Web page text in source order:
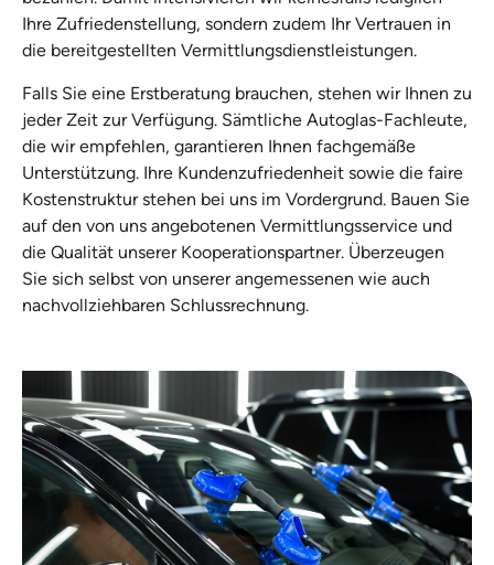
Ihre Zufriedenstellung, sondern zudem Ihr Vertrauen in
die bereitgestellten Vermittlungsdienstleistungen.
Falls Sie eine Erstberatung brauchen, stehen wir Ihnen zu
jeder Zeit zur Verfügung. Sämtliche Autoglas-Fachleute,
die wir empfehlen, garantieren Ihnen fachgemäße
Unterstützung. Ihre Kundenzufriedenheit sowie die faire
Kostenstruktur stehen bei uns im Vordergrund. Bauen Sie
auf den von uns angebotenen Vermittlungsservice und
die Qualität unserer Kooperationspartner. Überzeugen
Sie sich selbst von unserer angemessenen wie auch
nachvollziehbaren Schlussrechnung.